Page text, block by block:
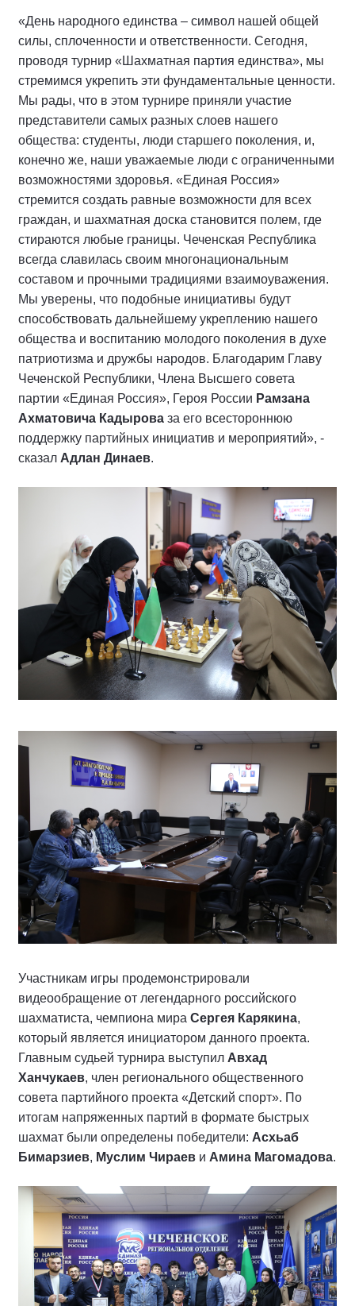
«День народного единства – символ нашей общей
силы, сплоченности и ответственности. Сегодня,
проводя турнир «Шахматная партия единства», мы
стремимся укрепить эти фундаментальные ценности.
Мы рады, что в этом турнире приняли участие
представители самых разных слоев нашего
общества: студенты, люди старшего поколения, и,
конечно же, наши уважаемые люди с ограниченными
возможностями здоровья. «Единая Россия»
стремится создать равные возможности для всех
граждан, и шахматная доска становится полем, где
стираются любые границы. Чеченская Республика
всегда славилась своим многонациональным
составом и прочными традициями взаимоуважения.
Мы уверены, что подобные инициативы будут
способствовать дальнейшему укреплению нашего
общества и воспитанию молодого поколения в духе
патриотизма и дружбы народов. Благодарим Главу
Чеченской Республики, Члена Высшего совета
партии «Единая Россия», Героя России Рамзана
Ахматовича Кадырова за его всестороннюю
поддержку партийных инициатив и мероприятий», -
сказал Адлан Динаев.
Участникам игры продемонстрировали
видеообращение от легендарного российского
шахматиста, чемпиона мира Сергея Карякина,
который является инициатором данного проекта.
Главным судьей турнира выступил Авхад
Ханчукаев, член регионального общественного
совета партийного проекта «Детский спорт». По
итогам напряженных партий в формате быстрых
шахмат были определены победители: Асхьаб
Бимарзиев, Муслим Чираев и Амина Магомадова.